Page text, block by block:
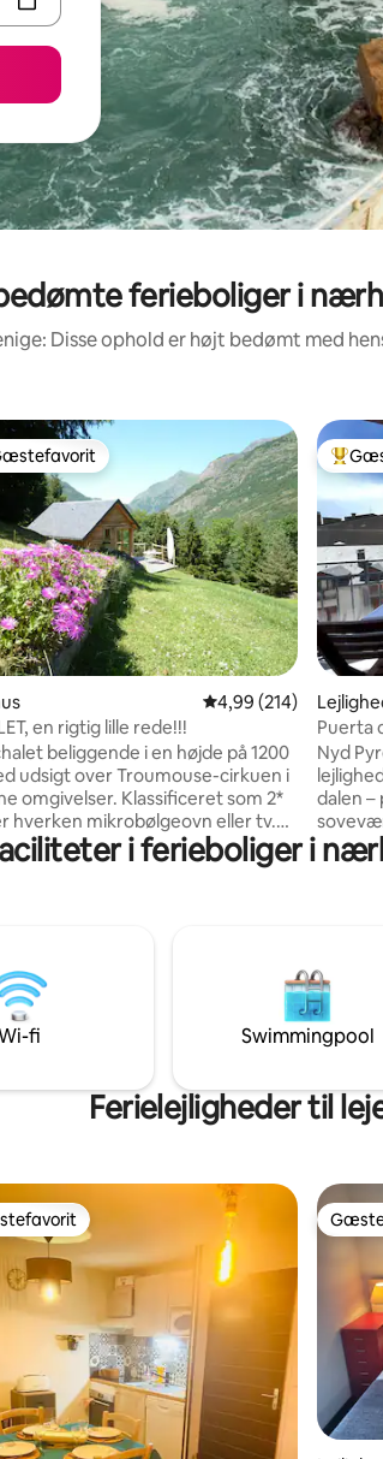
ferieboliger i
Disse ophold er højt bedømt med
bedømmelse, 362 omtaler
gæstefavorit
4,99 ud af 5 i
4,99 (214)
en rigtig lille rede!!!
beliggende i en højde på 1200
udsigt over Troumouse-cirkuen i
omgivelser. Klassificeret som 2*
hverken mikrobølgeovn eller tv.
og billedet findes udenfor.
garanteret af flugten af
hyggelig bolig til kun 2 personer.
sted er ikke sikkert til at have børn
Kæledyr er ikke tilladt.
Puerta
Nyd
dalen
stue Kun 20 minutter fra
dalen 📶 Hurtig
i ferieboliger i
fi Swimmingpool
Ferielejligheder til